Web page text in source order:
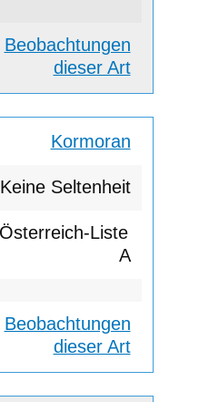
Beobachtungen
dieser Art
Kormoran
Keine Seltenheit
A
Beobachtungen
dieser Art